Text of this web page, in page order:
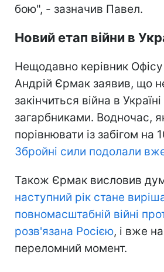
бою", - зазначив Павел.
Новий етап війни в
Нещодавно керівник
Андрій Єрмак заявив, що
закінчиться війна в
загарбниками. Водночас,
порівнювати із забігом на
Збройні сили подолали
Також Єрмак висловив
наступний рік стане
повномасштабній війні
розв'язана Росією, і вже
переломний момент.